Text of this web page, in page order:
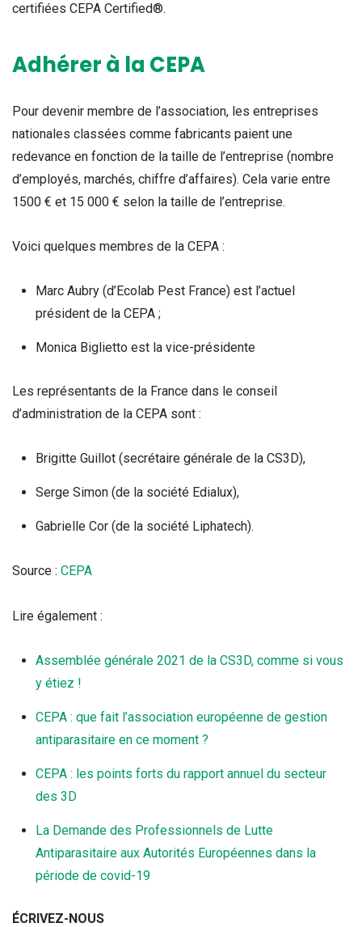
certifiées CEPA Certified®.
Adhérer à la CEPA
Pour devenir membre de l’association, les entreprises
nationales classées comme fabricants paient une
redevance en fonction de la taille de l’entreprise (nombre
d’employés, marchés, chiffre d’affaires). Cela varie entre
1500 € et 15 000 € selon la taille de l’entreprise.
Voici quelques membres de la CEPA :
Marc Aubry (d’Ecolab Pest France) est l’actuel
président de la CEPA ;
Monica Biglietto est la vice-présidente
Les représentants de la France dans le conseil
d’administration de la CEPA sont :
Brigitte Guillot (secrétaire générale de la CS3D),
Serge Simon (de la société Edialux),
Gabrielle Cor (de la société Liphatech).
Source : CEPA
Lire également :
Assemblée générale 2021 de la CS3D, comme si vous
y étiez !
CEPA : que fait l’association européenne de gestion
antiparasitaire en ce moment ?
CEPA : les points forts du rapport annuel du secteur
des 3D
La Demande des Professionnels de Lutte
Antiparasitaire aux Autorités Européennes dans la
période de covid-19
ÉCRIVEZ-NOUS